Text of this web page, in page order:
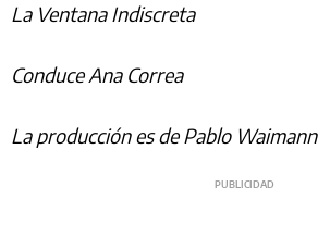
La Ventana Indiscreta
Conduce Ana Correa
La producción es de Pablo Waimann